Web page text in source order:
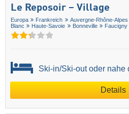
Le Reposoir – Village
Europa Frankreich Auvergne-Rhône-Alpes
Blanc
Haute-Savoie Bonneville Faucigny
Ski-in/Ski-out oder nahe
Details